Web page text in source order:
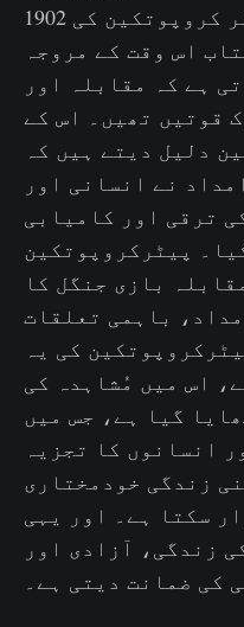
مشہور روسی انارکسٹ پیٹر کروپوتکین کی 1902
اس وقت کے مروجہ
ہے کہ مقابلہ اور
قوتیں تھیں۔ اس کے
دلیل دیتے ہیں کہ
نے انسانی اور
ترقی اور کامیابی
پیٹرکروپوتکین
بازی جنگل کا
باہمی تعلقات
کی یہ
اس میں مُشاہدہ کی
گیا ہے، جس میں
انسانوں کا تجزیہ
زندگی خودمختاری
سکتا ہے۔ اور یہی
زندگی، آزادی اور
کی ضمانت دیتی ہے۔